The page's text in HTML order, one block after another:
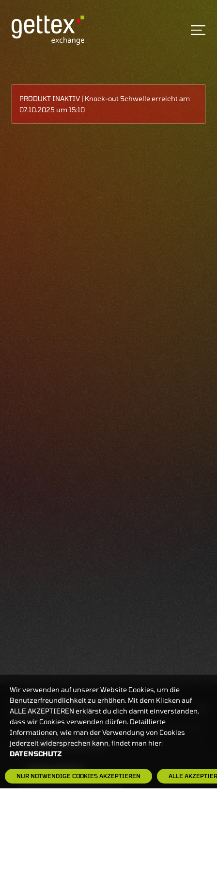
PRODUKT INAKTIV | Knock-out Schwelle erreicht am
07.10.2025 um 15:10
BANKEINSTELLUNGEN
HÄUFIG GESUCHT:
HANDELSZEIT
MO-FR: 7:30-23 UHR
ZERTIFIKATE
8:00-22 UHR
Wir verwenden auf unserer Website Cookies, um die
Benutzerfreundlichkeit zu erhöhen. Mit dem Klicken auf
ALLE AKZEPTIEREN erklärst du dich damit einverstanden,
dass wir Cookies verwenden dürfen. Detaillierte
Informationen, wie man der Verwendung von Cookies
jederzeit widersprechen kann, findet man hier:
DATENSCHUTZ
NUR NOTWENDIGE COOKIES AKZEPTIEREN ALLE